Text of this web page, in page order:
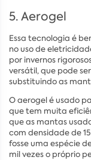
5. Aerogel
Essa tecnologia é
no uso de
por invernos
versátil, que pode
substituindo as
O aerogel é usado
que tem muita
que as mantas
com densidade de
fosse uma espécie
mil vezes o próprio